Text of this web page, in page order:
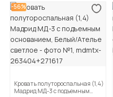
-56%
Кровать полутороспальная (1,4)
Мадрид МД-3 с подъемным